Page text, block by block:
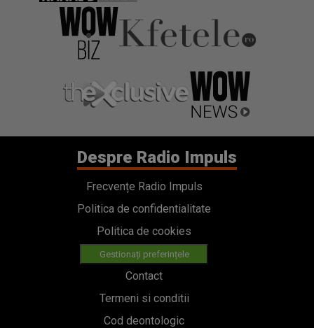
Despre Radio Impuls
Frecvențe Radio Impuls
Politica de confidentialitate
Politica de cookies
Gestionați preferințele
Contact
Termeni si conditii
Cod deontologic